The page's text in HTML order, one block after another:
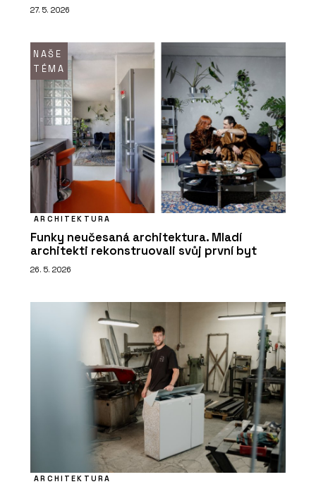
27. 5. 2026
NAŠE
TÉMA
ARCHITEKTURA
Funky neučesaná architektura. Mladí
architekti rekonstruovali svůj první byt
26. 5. 2026
ARCHITEKTURA